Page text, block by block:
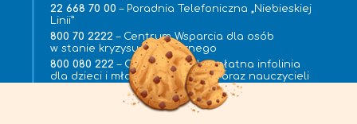
22 668 70 00 – Poradnia Telefoniczna „Niebieskiej
Linii”
800 70 2222 – Centrum Wsparcia dla osób
w stanie kryzysu psychicznego
800 080 222 – Całodobowa bezpłatna infolinia
dla dzieci i młodzieży, rodziców oraz nauczycieli